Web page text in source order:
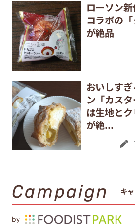
ローソン
コラボの「
が絶品
おいしす
ン「カスタ
は生地と
が絶...
Campaign キ
by